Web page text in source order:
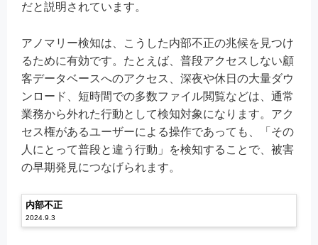
だと説明されています。
アノマリー検知は、こうした内部不正の兆候を見つけ
るために有効です。たとえば、普段アクセスしない顧
客データベースへのアクセス、深夜や休日の大量ダウ
ンロード、短時間での多数ファイル閲覧などは、通常
業務から外れた行動として検知対象になります。アク
セス権があるユーザーによる操作であっても、「その
人にとって普段と違う行動」を検知することで、被害
の早期発見につなげられます。
内部不正
2024.9.3